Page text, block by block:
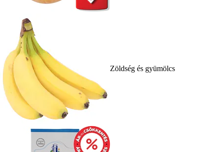
Zöldség és gyümölcs